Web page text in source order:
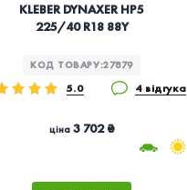
KLEBER DYNAXER HP5
225/40 R18 88Y
КОД ТОВАРУ:27879
5.0 4 відгука
ціна3 702 ₴